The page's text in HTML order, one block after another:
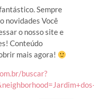
Sempre
novidades Você
o nosso site e
Conteúdo
mais agora!
buscar?